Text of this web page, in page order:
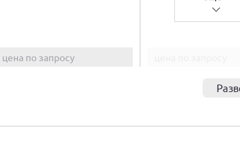
цена по запросу